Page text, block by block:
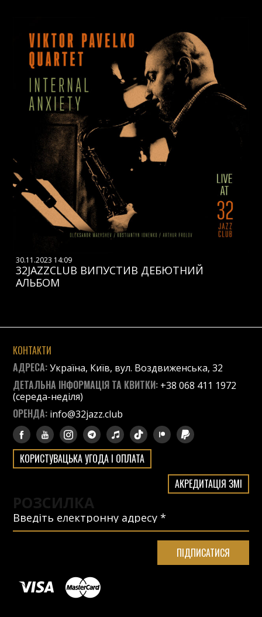
30.11.2023 14:09
32JAZZCLUB ВИПУСТИВ ДЕБЮТНИЙ
АЛЬБОМ
КОНТАКТИ
АДРЕСА:Україна, Київ, вул. Воздвиженська, 32
ДЕТАЛЬНА ІНФОРМАЦІЯ ТА КВИТКИ: +38 068 411 1972
(середа-неділя)
ОРЕНДА: info@32jazz.club
КОРИСТУВАЦЬКА УГОДА І ОПЛАТА
АКРЕДИТАЦІЯ ЗМІ
РОЗСИЛКА